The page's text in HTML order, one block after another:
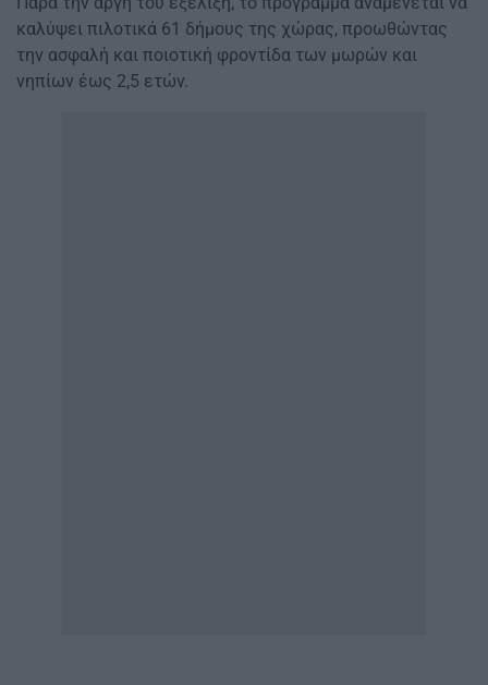
καλύψει πιλοτικά 61 δήμους της χώρας, προωθώντας
την ασφαλή και ποιοτική φροντίδα των μωρών και
νηπίων έως 2,5 ετών.